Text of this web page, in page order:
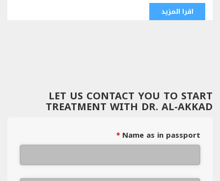
اقرا المزيد
LET US CONTACT YOU TO START
TREATMENT WITH DR. AL-AKKAD
Name as in passport
*